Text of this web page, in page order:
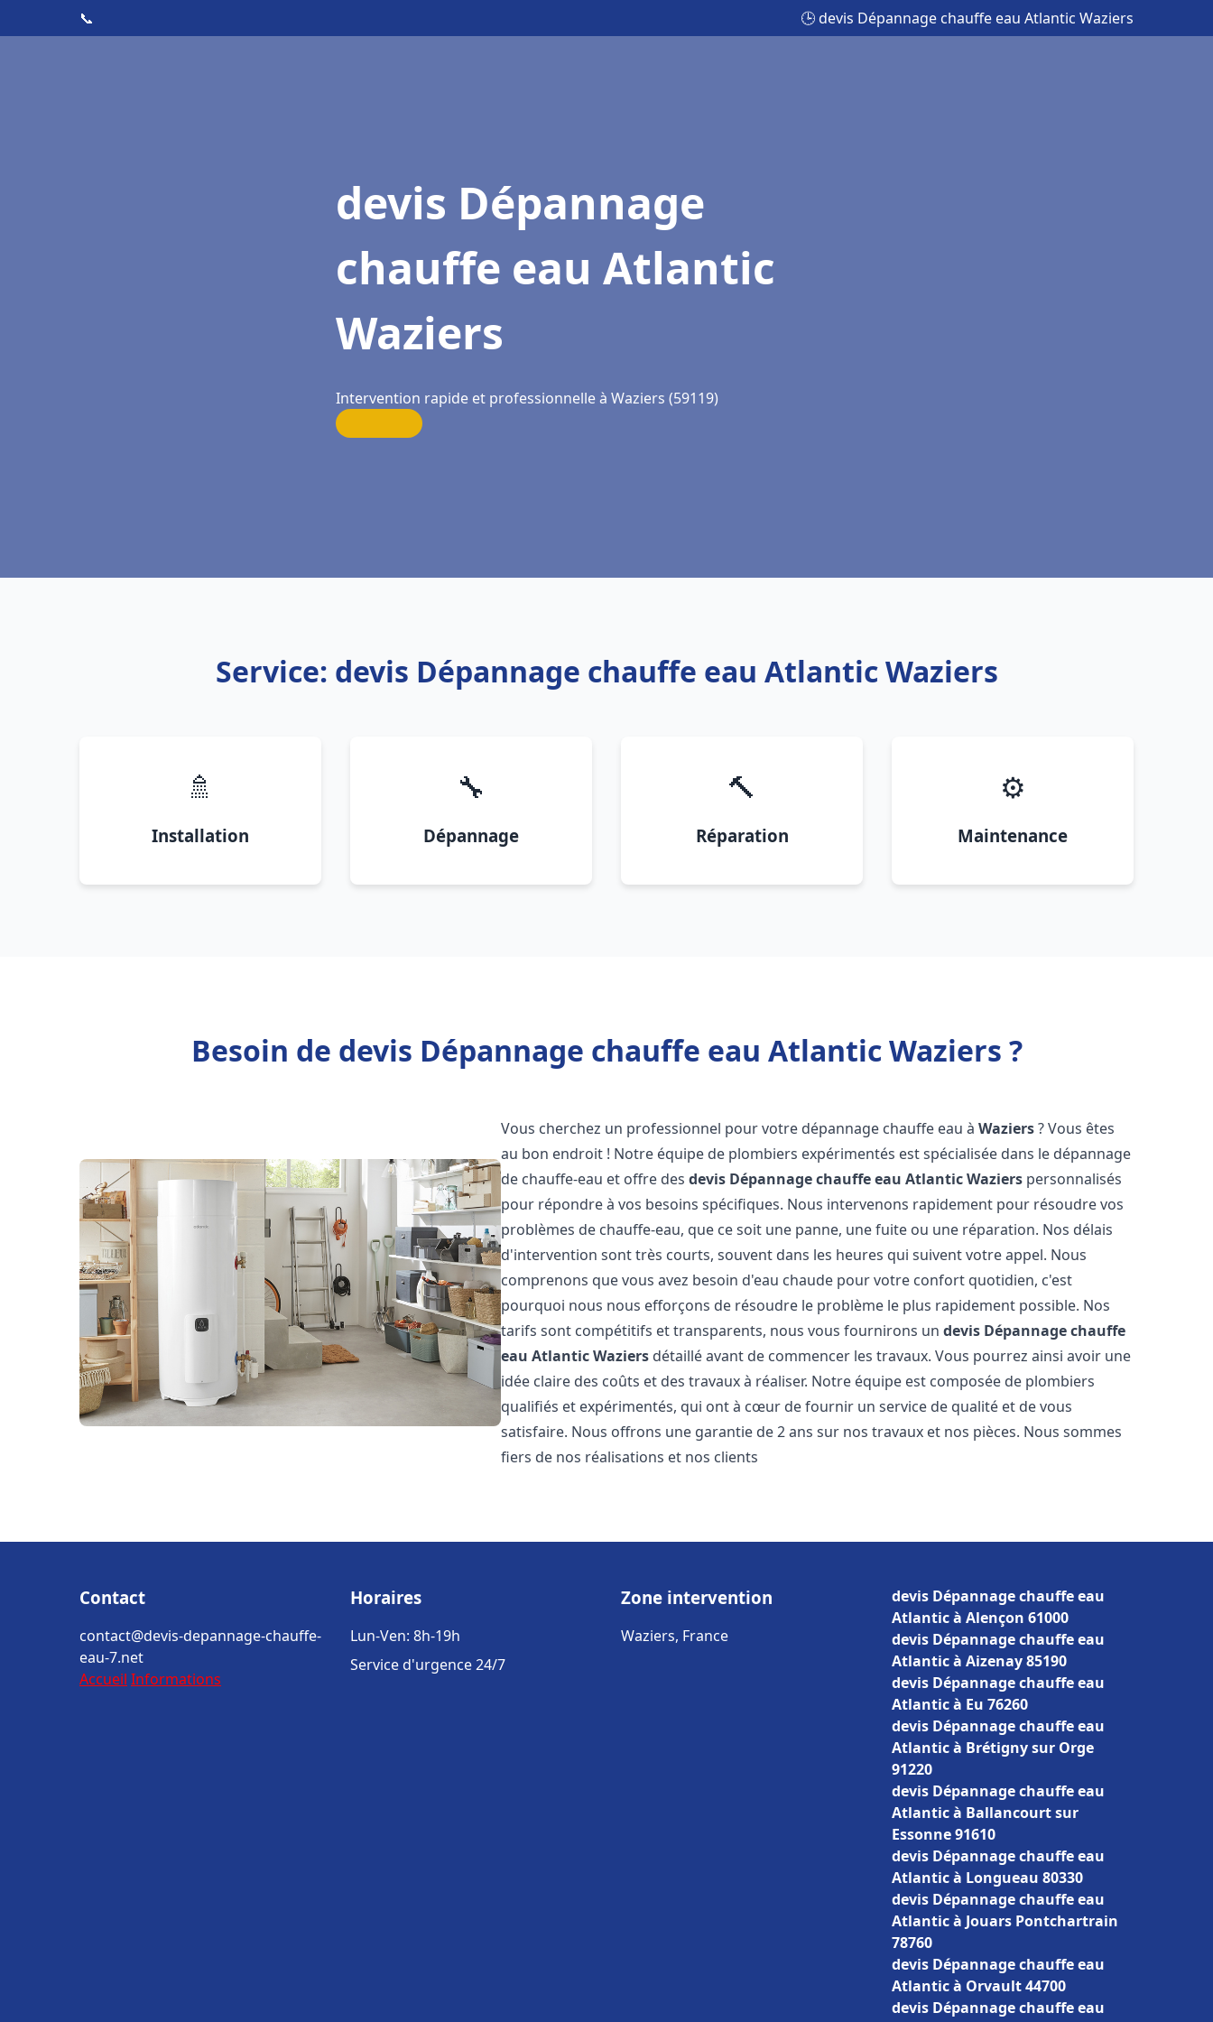
📞 🕒 devis Dépannage chauffe eau Atlantic Waziers
devis Dépannage
chauffe eau Atlantic
Waziers
Intervention rapide et professionnelle à Waziers (59119)
Service: devis Dépannage chauffe eau Atlantic Waziers
🚿
Installation
🔧
Dépannage
🔨
Réparation
⚙️
Maintenance
Besoin de devis Dépannage chauffe eau Atlantic Waziers ?
Vous cherchez un professionnel pour votre dépannage chauffe eau àWaziers? Vous êtes
au bon endroit ! Notre équipe de plombiers expérimentés est spécialisée dans le dépannage
de chauffe-eau et offre desdevis Dépannage chauffe eau AtlanticWaziers personnalisés
pour répondre à vos besoins spécifiques. Nous intervenons rapidement pour résoudre vos
problèmes de chauffe-eau, que ce soit une panne, une fuite ou une réparation. Nos délais
d'intervention sont très courts, souvent dans les heures qui suivent votre appel. Nous
comprenons que vous avez besoin d'eau chaude pour votre confort quotidien, c'est
pourquoi nous nous efforçons de résoudre le problème le plus rapidement possible. Nos
tarifs sont compétitifs et transparents, nous vous fournirons undevis Dépannage chauffe
eau AtlanticWaziers détaillé avant de commencer les travaux. Vous pourrez ainsi avoir une
idée claire des coûts et des travaux à réaliser. Notre équipe est composée de plombiers
qualifiés et expérimentés, qui ont à cœur de fournir un service de qualité et de vous
satisfaire. Nous offrons une garantie de 2 ans sur nos travaux et nos pièces. Nous sommes
fiers de nos réalisations et nos clients
Contact
contact@devis-depannage-chauffe-
eau-7.net
Accueil Informations
Horaires
Lun-Ven: 8h-19h
Service d'urgence 24/7
Zone intervention
Waziers, France
devis Dépannage chauffe eau
Atlantic à Alençon 61000
devis Dépannage chauffe eau
Atlantic à Aizenay 85190
devis Dépannage chauffe eau
Atlantic à Eu 76260
devis Dépannage chauffe eau
Atlantic à Brétigny sur Orge
91220
devis Dépannage chauffe eau
Atlantic à Ballancourt sur
Essonne 91610
devis Dépannage chauffe eau
Atlantic à Longueau 80330
devis Dépannage chauffe eau
Atlantic à Jouars Pontchartrain
78760
devis Dépannage chauffe eau
Atlantic à Orvault 44700
devis Dépannage chauffe eau